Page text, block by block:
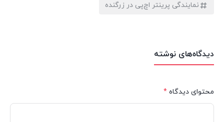
نمایندگی پرینتر اچ‌پی در زرگنده
دیدگاه‌های نوشته
محتوای دیدگاه *